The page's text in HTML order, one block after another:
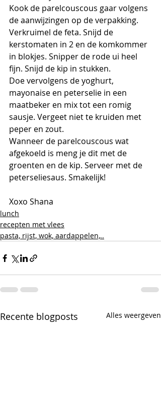
Kook de parelcouscous gaar volgens
de aanwijzingen op de verpakking.
Verkruimel de feta. Snijd de
kerstomaten in 2 en de komkommer
in blokjes. Snipper de rode ui heel
fijn. Snijd de kip in stukken.
Doe vervolgens de yoghurt,
mayonaise en peterselie in een
maatbeker en mix tot een romig
sausje. Vergeet niet te kruiden met
peper en zout.
Wanneer de parelcouscous wat
afgekoeld is meng je dit met de
groenten en de kip. Serveer met de
peterseliesaus. Smakelijk!
Xoxo Shana
lunch
recepten met vlees
pasta, rijst, wok, aardappelen,..
Recente blogposts Alles weergeven